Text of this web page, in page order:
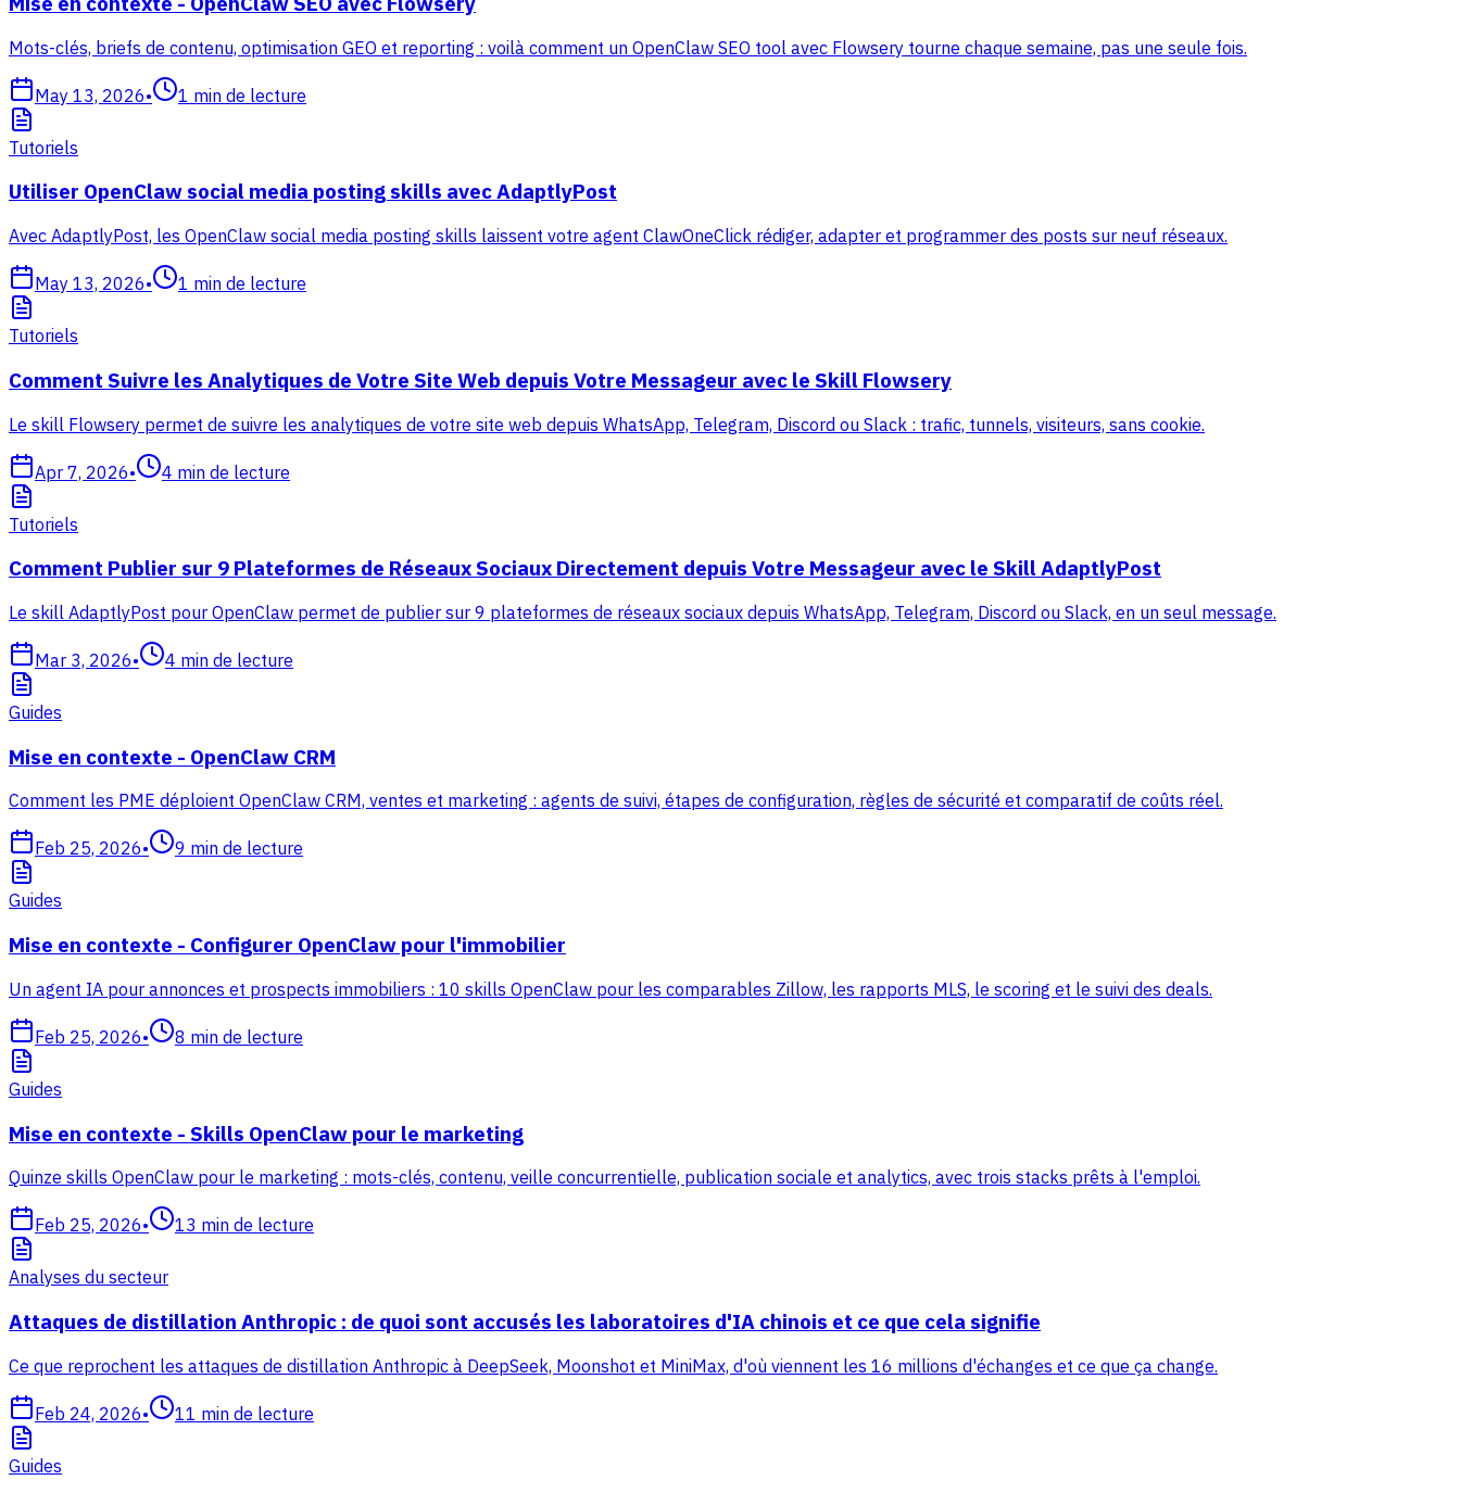
Mots-clés, briefs de contenu, optimisation GEO et reporting : voilà comment un OpenClaw SEO tool avec Flowsery tourne chaque semaine, pas une seule fois.
May 13, 2026• 1 min de lecture
Tutoriels
Utiliser OpenClaw social media posting skills avec AdaptlyPost
Avec AdaptlyPost, les OpenClaw social media posting skills laissent votre agent ClawOneClick rédiger, adapter et programmer des posts sur neuf réseaux.
May 13, 2026• 1 min de lecture
Tutoriels
Comment Suivre les Analytiques de Votre Site Web depuis Votre Messageur avec le Skill Flowsery
Le skill Flowsery permet de suivre les analytiques de votre site web depuis WhatsApp, Telegram, Discord ou Slack : trafic, tunnels, visiteurs, sans cookie.
Apr 7, 2026• 4 min de lecture
Tutoriels
Comment Publier sur 9 Plateformes de Réseaux Sociaux Directement depuis Votre Messageur avec le Skill AdaptlyPost
Le skill AdaptlyPost pour OpenClaw permet de publier sur 9 plateformes de réseaux sociaux depuis WhatsApp, Telegram, Discord ou Slack, en un seul message.
Mar 3, 2026• 4 min de lecture
Guides
Mise en contexte - OpenClaw CRM
Comment les PME déploient OpenClaw CRM, ventes et marketing : agents de suivi, étapes de configuration, règles de sécurité et comparatif de coûts réel.
Feb 25, 2026• 9 min de lecture
Guides
Mise en contexte - Configurer OpenClaw pour l'immobilier
Un agent IA pour annonces et prospects immobiliers : 10 skills OpenClaw pour les comparables Zillow, les rapports MLS, le scoring et le suivi des deals.
Feb 25, 2026• 8 min de lecture
Guides
Mise en contexte - Skills OpenClaw pour le marketing
Quinze skills OpenClaw pour le marketing : mots-clés, contenu, veille concurrentielle, publication sociale et analytics, avec trois stacks prêts à l'emploi.
Feb 25, 2026• 13 min de lecture
Analyses du secteur
Attaques de distillation Anthropic : de quoi sont accusés les laboratoires d'IA chinois et ce que cela signifie
Ce que reprochent les attaques de distillation Anthropic à DeepSeek, Moonshot et MiniMax, d'où viennent les 16 millions d'échanges et ce que ça change.
Feb 24, 2026• 11 min de lecture
Guides